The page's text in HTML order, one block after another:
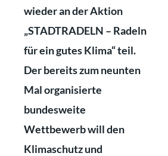
wieder an der Aktion
„STADTRADELN – Radeln
für ein gutes Klima“ teil.
Derbereits zum neunten
Mal organisierte
bundesweite
Wettbewerb will den
Klimaschutz und